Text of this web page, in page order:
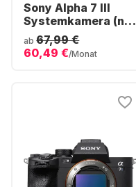
Sony Alpha 7 III
Systemkamera (nur
Gehäuse)
ab 67,99 €
60,49 €/Monat